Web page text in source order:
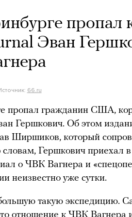
пропал
Эван
66.ru
пропал гражданин США,
Гершкович. Об этом
Ширшиков, который
словам, Гершкович приехал
о ЧВК Вагнера и
неизвестно уже сутки.
такую экспедицию.
отношение к ЧВК Вагнера